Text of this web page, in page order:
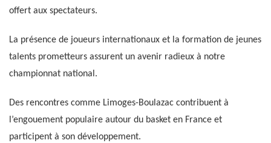
offert aux spectateurs.
La présence de joueurs internationaux et la formation de jeunes
talents prometteurs assurent un avenir radieux à notre
championnat national.
Des rencontres comme Limoges-Boulazac contribuent à
l’engouement populaire autour du basket en France et
participent à son développement.